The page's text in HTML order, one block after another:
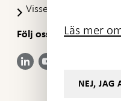
Visselblåsning
Följ oss på sociala
Dela på:
LinkedIn
Dela på:
YouTube
-
Facebook
i ny flik
Dela
Öppnas
Läs mer
NEJ, JAG